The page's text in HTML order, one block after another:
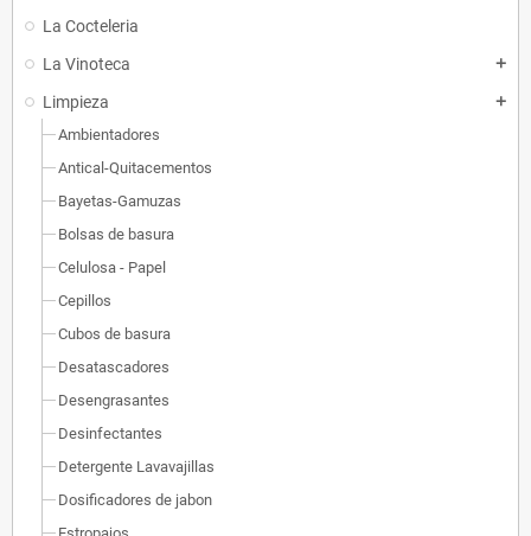
La Cocteleria
La Vinoteca
add
Limpieza add
Ambientadores
Antical-Quitacementos
Bayetas-Gamuzas
Bolsas de basura
Celulosa - Papel
Cepillos
Cubos de basura
Desatascadores
Desengrasantes
Desinfectantes
Detergente Lavavajillas
Dosificadores de jabon